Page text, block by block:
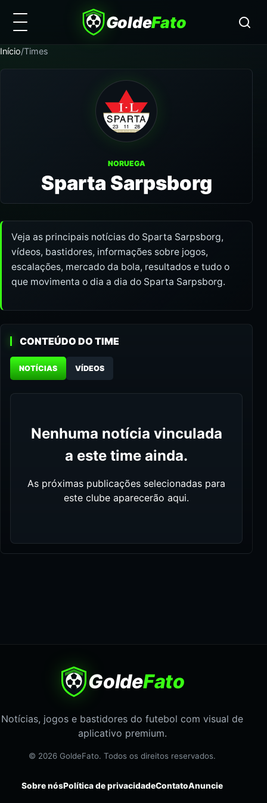
GoldeFato
Início/Times
NORUEGA
Sparta Sarpsborg
Veja as principais notícias do Sparta Sarpsborg,
vídeos, bastidores, informações sobre jogos,
escalações, mercado da bola, resultados e tudo o
que movimenta o dia a dia do Sparta Sarpsborg.
CONTEÚDO DO TIME
NOTÍCIAS VÍDEOS
Nenhuma notícia vinculada
a este time ainda.
As próximas publicações selecionadas para
este clube aparecerão aqui.
GoldeFato
Notícias, jogos e bastidores do futebol com visual de
aplicativo premium.
© 2026 GoldeFato. Todos os direitos reservados.
Sobre nósPolítica de privacidadeContatoAnuncie